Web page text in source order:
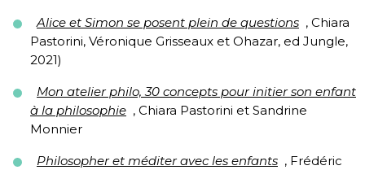
Alice et Simon se posent plein de questions , Chiara
Pastorini, Véronique Grisseaux et Ohazar, ed Jungle,
2021)
Mon atelier philo, 30 concepts pour initier son enfant
à la philosophie , Chiara Pastorini et Sandrine
Monnier
Philosopher et méditer avec les enfants , Frédéric